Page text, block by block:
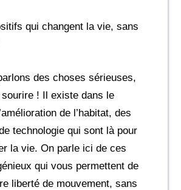
qui changent la vie, sans
des choses sérieuses,
! Il existe dans le
de l’habitat, des
technologie qui sont là pour
la vie. On parle ici de ces
qui vous permettent de
liberté de mouvement, sans